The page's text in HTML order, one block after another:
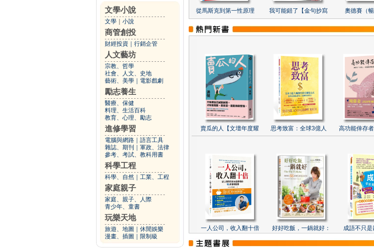
文學小說
文學 小說
商管創投
財經投資 行銷企管
人文藝坊
宗教、哲學
社會、人文、史地
藝術、美學
電影戲劇
勵志養生
醫療、保健
料理、生活百科
教育、心理、勵志
進修學習
電腦與網路
語言工具
雜誌、期刊
軍政、法律
參考、考試、教科用書
科學工程
科學、自然 工業、工程
家庭親子
家庭、親子、人際
青少年、童書
玩樂天地
旅遊、地圖
休閒娛樂
漫畫、插圖
限制級
從馬斯克到第一性原理 我可能錯了【金句抄寫 奧德賽（
賣瓜的人【文壇年度耀 思考致富：全球3億人 高功能倖存
一人公司，收入翻十倍 好好吃飯，一鍋就好： 成語不只